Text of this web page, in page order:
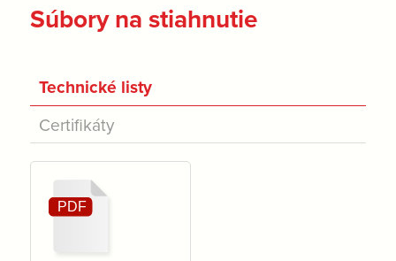
Súbory na stiahnutie
Technické listy
Certifikáty